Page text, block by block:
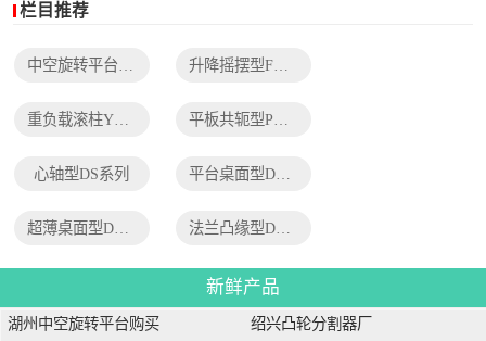
栏目推荐
升降摇摆型FH系列
心轴型DS系列 平台桌面型DT系列
法兰凸缘型DF系列
新鲜产品
湖州中空旋转平台购买 绍兴凸轮分割器厂